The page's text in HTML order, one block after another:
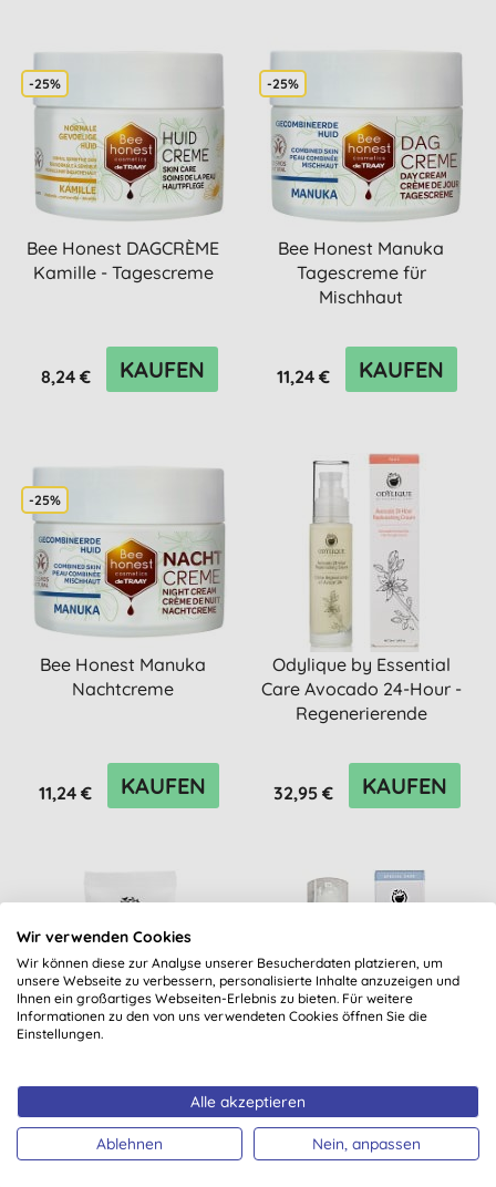
-25%
Bee Honest DAGCRÈME
Kamille - Tagescreme
8,24 € KAUFEN
-25%
Bee Honest Manuka
Tagescreme für
Mischhaut
11,24 € KAUFEN
-25%
Bee Honest Manuka
Nachtcreme
11,24 € KAUFEN
Odylique by Essential
Care Avocado 24-Hour -
Regenerierende
32,95 € KAUFEN
Odylique Spot-on Serum
Hautirritationen 20ml
Rei...
(1)
Odylique Spot-on Serum
- Erste Hilfe bei
Hautirritationen
Wir verwenden Cookies
Wir können diese zur Analyse unserer Besucherdaten platzieren, um
unsere Webseite zu verbessern, personalisierte Inhalte anzuzeigen und
Ihnen ein großartiges Webseiten-Erlebnis zu bieten. Für weitere
Informationen zu den von uns verwendeten Cookies öffnen Sie die
Einstellungen.
Alle akzeptieren
Ablehnen Nein, anpassen